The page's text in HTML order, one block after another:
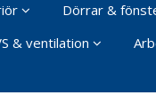
Dörrar &
& ventilation